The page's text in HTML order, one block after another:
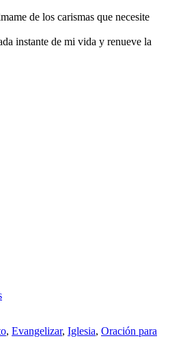
de los carismas que necesite
instante de mi vida y renueve la
, Evangelizar, Iglesia, Oración para